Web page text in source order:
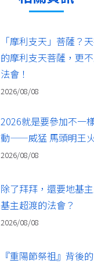
「摩利支天」菩薩？
的摩利支天菩薩，更
法會！
2026/08/08
2026就是要參加不一
動——威猛 馬頭明王火
2026/08/08
除了拜拜，還要地基
基主超渡的法會？
2026/08/08
『重陽節祭祖』背後